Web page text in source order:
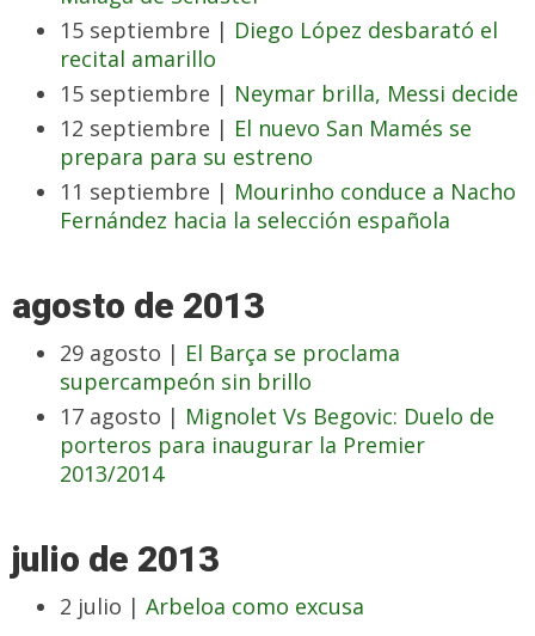
15 septiembre | Diego López desbarató el
recital amarillo
15 septiembre | Neymar brilla, Messi decide
12 septiembre | El nuevo San Mamés se
prepara para su estreno
11 septiembre | Mourinho conduce a Nacho
Fernández hacia la selección española
agosto de 2013
29 agosto | El Barça se proclama
supercampeón sin brillo
17 agosto | Mignolet Vs Begovic: Duelo de
porteros para inaugurar la Premier
2013/2014
julio de 2013
2 julio | Arbeloa como excusa